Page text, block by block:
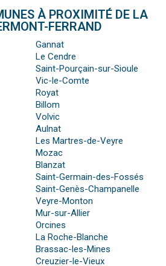
À PROXIMITÉ DE LA
FERRAND
Gannat
Le Cendre
Saint-Pourçain-sur-Sioule
Vic-le-Comte
Royat
Billom
Volvic
Aulnat
Les Martres-de-Veyre
Mozac
Blanzat
Saint-Germain-des-Fossés
Saint-Genès-Champanelle
Veyre-Monton
Mur-sur-Allier
Orcines
La Roche-Blanche
Brassac-les-Mines
Creuzier-le-Vieux